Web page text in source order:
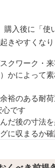
購入後に「使
きやすくなり
クワーク・
かによって
裕のある耐
です
だ後の寸法
に収まるか